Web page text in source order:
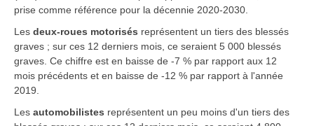
prise comme référence pour la décennie 2020-2030.
Les deux-roues motorisés représentent un tiers des blessés
graves ; sur ces 12 derniers mois, ce seraient 5 000 blessés
graves. Ce chiffre est en baisse de -7 % par rapport aux 12
mois précédents et en baisse de -12 % par rapport à l'année
2019.
Les automobilistes représentent un peu moins d'un tiers des